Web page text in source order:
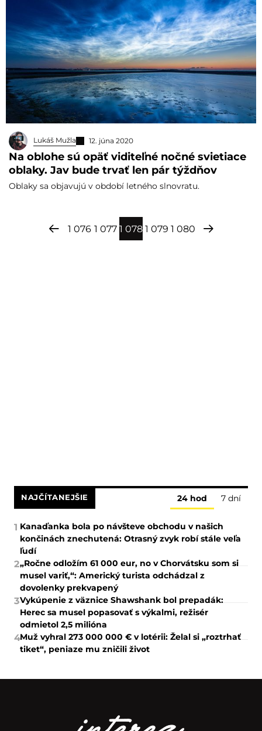
Lukáš Mužla 12. júna 2020
Na oblohe sú opäť viditeľné nočné svietiace
oblaky. Jav bude trvať len pár týždňov
Oblaky sa objavujú v období letného slnovratu.
1 076 1 077 1 078 1 079 1 080
NAJČÍTANEJŠIE 24 hod 7 dní
1 Kanaďanka bola po návšteve obchodu v našich
končinách znechutená: Otrasný zvyk robí stále veľa
ľudí
2„Ročne odložím 61 000 eur, no v Chorvátsku som si
musel variť,“: Americký turista odchádzal z
dovolenky prekvapený
3Vykúpenie z väznice Shawshank bol prepadák:
Herec sa musel popasovať s výkalmi, režisér
odmietol 2,5 milióna
4Muž vyhral 273 000 000 € v lotérii: Želal si „roztrhať
tiket“, peniaze mu zničili život